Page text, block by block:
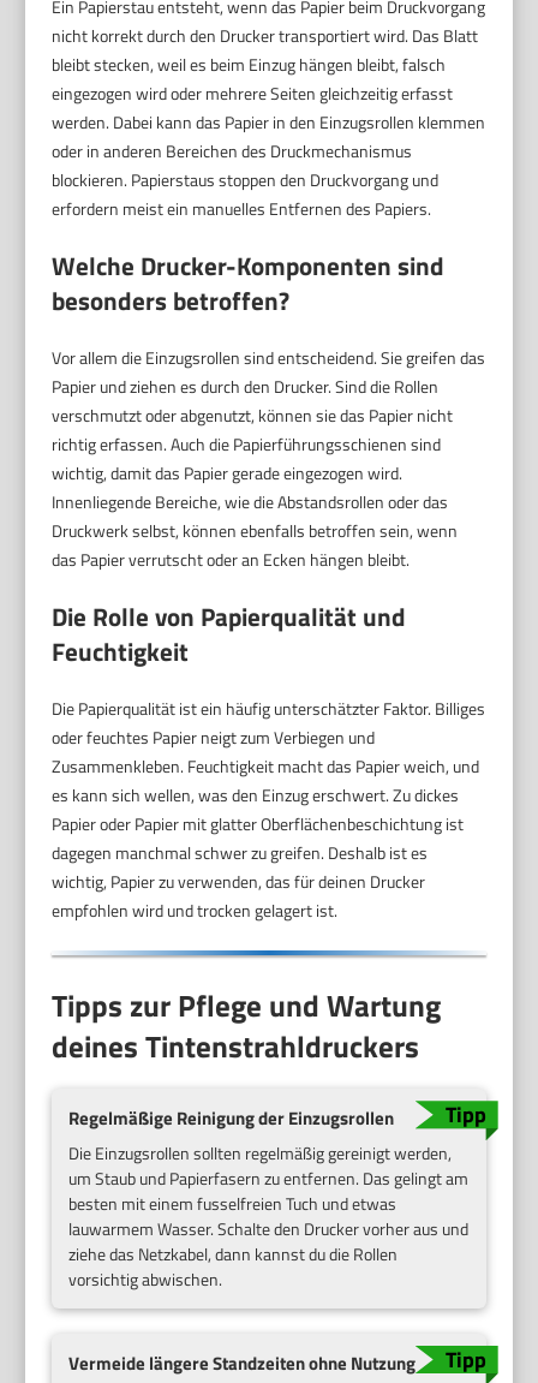
Ein Papierstau entsteht, wenn das Papier beim Druckvorgang
nicht korrekt durch den Drucker transportiert wird. Das Blatt
bleibt stecken, weil es beim Einzug hängen bleibt, falsch
eingezogen wird oder mehrere Seiten gleichzeitig erfasst
werden. Dabei kann das Papier in den Einzugsrollen klemmen
oder in anderen Bereichen des Druckmechanismus
blockieren. Papierstaus stoppen den Druckvorgang und
erfordern meist ein manuelles Entfernen des Papiers.
Welche Drucker-Komponenten sind
besonders betroffen?
Vor allem die Einzugsrollen sind entscheidend. Sie greifen das
Papier und ziehen es durch den Drucker. Sind die Rollen
verschmutzt oder abgenutzt, können sie das Papier nicht
richtig erfassen. Auch die Papierführungsschienen sind
wichtig, damit das Papier gerade eingezogen wird.
Innenliegende Bereiche, wie die Abstandsrollen oder das
Druckwerk selbst, können ebenfalls betroffen sein, wenn
das Papier verrutscht oder an Ecken hängen bleibt.
Die Rolle von Papierqualität und
Feuchtigkeit
Die Papierqualität ist ein häufig unterschätzter Faktor. Billiges
oder feuchtes Papier neigt zum Verbiegen und
Zusammenkleben. Feuchtigkeit macht das Papier weich, und
es kann sich wellen, was den Einzug erschwert. Zu dickes
Papier oder Papier mit glatter Oberflächenbeschichtung ist
dagegen manchmal schwer zu greifen. Deshalb ist es
wichtig, Papier zu verwenden, das für deinen Drucker
empfohlen wird und trocken gelagert ist.
Tipps zur Pflege und Wartung
deines Tintenstrahldruckers
Regelmäßige Reinigung der Einzugsrollen
Die Einzugsrollen sollten regelmäßig gereinigt werden,
um Staub und Papierfasern zu entfernen. Das gelingt am
besten mit einem fusselfreien Tuch und etwas
lauwarmem Wasser. Schalte den Drucker vorher aus und
ziehe das Netzkabel, dann kannst du die Rollen
vorsichtig abwischen.
Vermeide längere Standzeiten ohne Nutzung